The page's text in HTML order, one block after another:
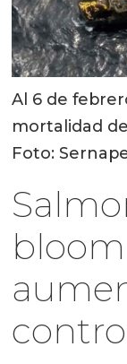
Al 6 de
mortalidad
Foto:
bloom